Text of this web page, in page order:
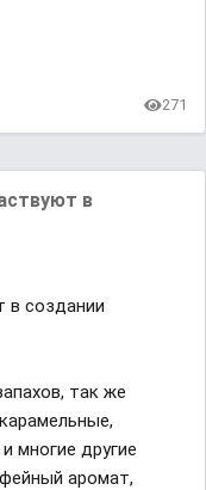
271
в
в создании
так же
многие другие
аромат,